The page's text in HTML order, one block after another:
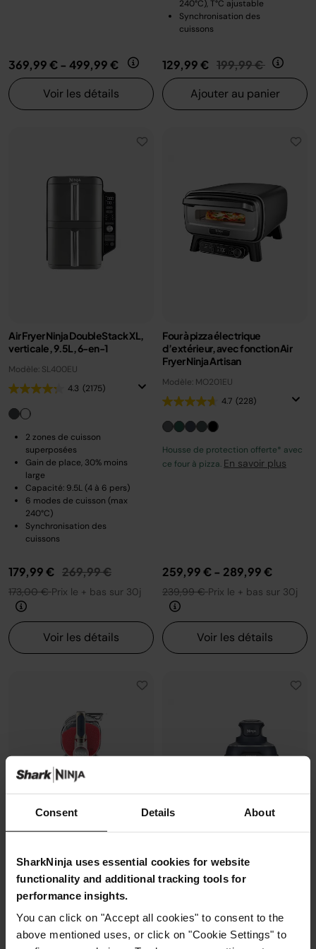
Consent Details About
SharkNinja uses essential cookies for website
functionality and additional tracking tools for
performance insights.
You can click on "Accept all cookies" to consent to the
above mentioned uses, or click on "Cookie Settings" to
369,99 €- 499,99 €
Voir les détails
240°C), T°C ajustable
Synchronisation des
cuissons
129,99 € Prix réduit de
199,99 € au
Ajouter au panier
Air Fryer Ninja DoubleStack XL,
verticale, 9.5L, 6-en-1
Modèle: SL400EU
4.3 (2175)
2 zones de cuisson
superposées
Gain de place, 30% moins
large
Capacité: 9.5L (4 à 6 pers)
6 modes de cuisson (max
240°C)
Synchronisation des
cuissons
179,99 € Prix réduit de
269,99 €au
173,00 €Prix le + bas sur 30j
Voir les détails
Four à pizza électrique
d’extérieur, avec fonction Air
Fryer Ninja Artisan
Modèle: MO201EU
4.7 (228)
Housse de protection offerte* avec
ce four à pizza. En savoir plus
259,99 €- 289,99 €
239,99 €Prix le + bas sur 30j
Voir les détails
Machine à granités et boissons
glacées Ninja SLUSHi MAX -
Cyberspace
Air Fryer modulaire en verre Ninja
Modèle: FN101EUGY
4.3 (1072)